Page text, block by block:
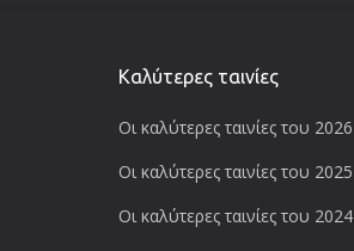
Καλύτερες ταινίες
Οι καλύτερες ταινίες του 2026
Οι καλύτερες ταινίες του 2025
Οι καλύτερες ταινίες του 2024